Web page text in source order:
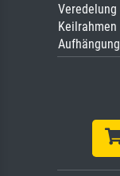
Veredelung
Keilrahmen
Aufhängung